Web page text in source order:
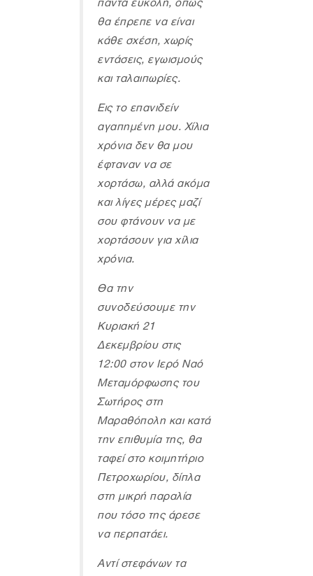
πάντα εύκολη, όπως
θα έπρεπε να είναι
κάθε σχέση, χωρίς
εντάσεις, εγωισμούς
και ταλαιπωρίες.
Εις το επανιδείν
αγαπημένη μου. Χίλια
χρόνια δεν θα μου
έφταναν να σε
χορτάσω, αλλά ακόμα
και λίγες μέρες μαζί
σου φτάνουν να με
χορτάσουν για χίλια
χρόνια.
Θα την
συνοδεύσουμε την
Κυριακή 21
Δεκεμβρίου στις
12:00 στον Ιερό Ναό
Μεταμόρφωσης του
Σωτήρος στη
Μαραθόπολη και κατά
την επιθυμία της, θα
ταφεί στο κοιμητήριο
Πετροχωρίου, δίπλα
στη μικρή παραλία
που τόσο της άρεσε
να περπατάει.
Αντί στεφάνων τα